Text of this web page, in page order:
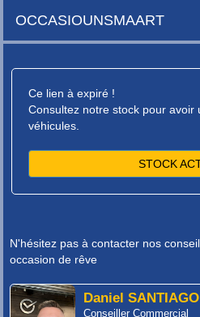
OCCASIOUNSMAART
Ce lien à expiré !
Consultez notre stock pour avoir
véhicules.
STOCK
N'hésitez pas à contacter nos
occasion de rêve
Daniel SANTIAGO
Conseiller Commercial